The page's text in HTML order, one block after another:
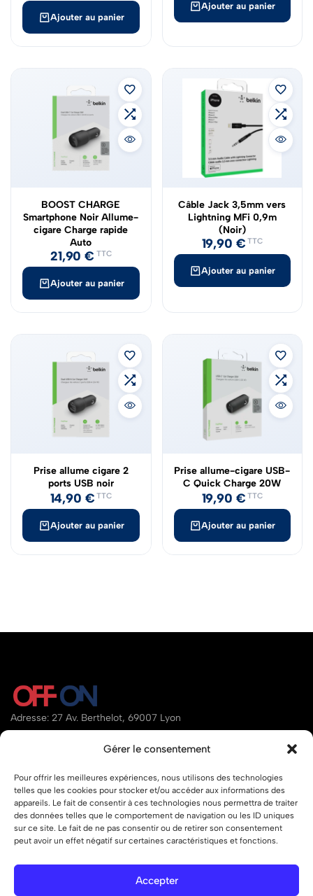
Gérer le consentement
Pour offrir les meilleures expériences, nous utilisons des technologies
telles que les cookies pour stocker et/ou accéder aux informations des
appareils. Le fait de consentir à ces technologies nous permettra de traiter
des données telles que le comportement de navigation ou les ID uniques
sur ce site. Le fait de ne pas consentir ou de retirer son consentement
peut avoir un effet négatif sur certaines caractéristiques et fonctions.
Accepter
Ajouter au panier
Ajouter au panier
Ajouter au panier
BOOST CHARGE
Smartphone Noir Allume-
cigare Charge rapide
Auto
21,90€ TTC
Ajouter au panier
Câble Jack 3,5mm vers
Lightning MFi 0,9m
(Noir)
19,90 € TTC
Ajouter au panier
Prise allume cigare 2
ports USB noir
14,90 € TTC
Ajouter au panier
Prise allume-cigare USB-
C Quick Charge 20W
19,90 € TTC
Adresse: 27 Av. Berthelot, 69007 Lyon
07.80.34.95.97
Aide
Liens